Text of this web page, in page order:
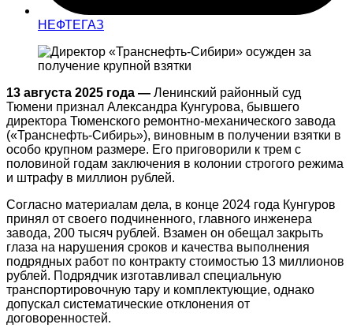
НЕФТЕГАЗ
13 августа 2025 года — Ленинский районный суд
Тюмени признал Александра Кунгурова, бывшего
директора Тюменского ремонтно-механического завода
(«Транснефть-Сибирь»), виновным в получении взятки в
особо крупном размере. Его приговорили к трем с
половиной годам заключения в колонии строгого режима
и штрафу в миллион рублей.
Согласно материалам дела, в конце 2024 года Кунгуров
принял от своего подчиненного, главного инженера
завода, 200 тысяч рублей. Взамен он обещал закрыть
глаза на нарушения сроков и качества выполнения
подрядных работ по контракту стоимостью 13 миллионов
рублей. Подрядчик изготавливал специальную
транспортировочную тару и комплектующие, однако
допускал систематические отклонения от
договоренностей.